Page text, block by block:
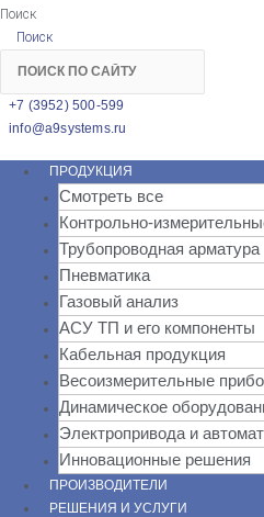
Поиск
Поиск
+7 (3952) 500-599
info@a9systems.ru
ПРОДУКЦИЯ
Смотреть все
Контрольно-
Трубопроводная арматура
Пневматика
Газовый анализ
АСУ ТП и его компоненты
Кабельная продукция
Весоизмерительные
Динамическое
Электропривода и
Инновационные решения
ПРОИЗВОДИТЕЛИ
РЕШЕНИЯ И УСЛУГИ